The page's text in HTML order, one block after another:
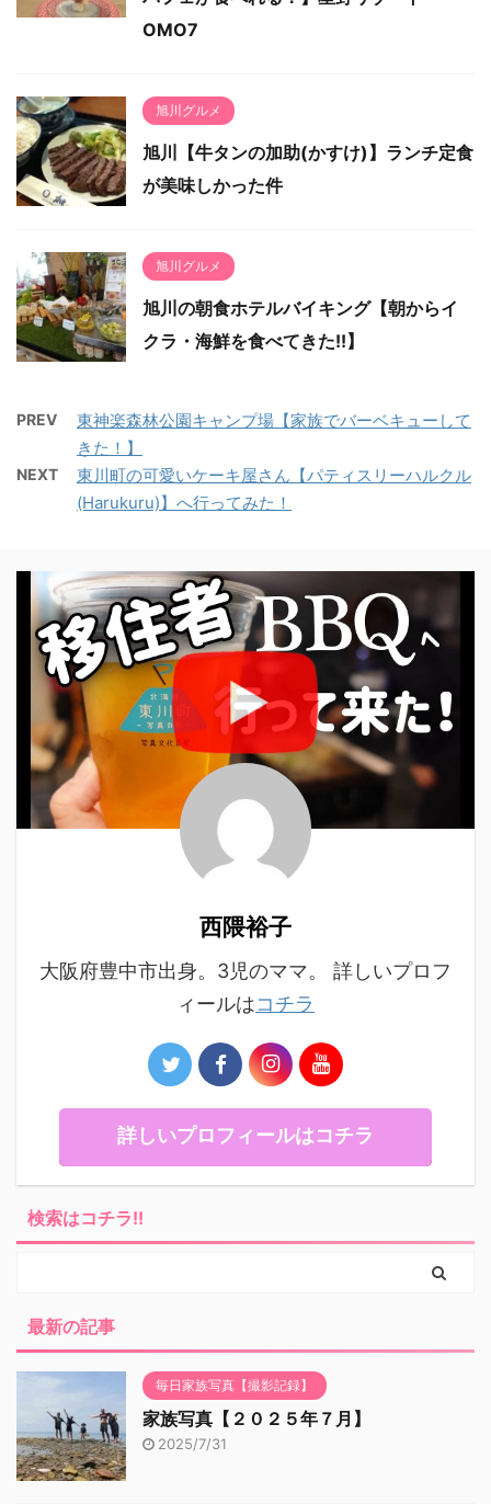
OMO7
旭川グルメ
旭川【牛タンの加助(かすけ)】ランチ定食
が美味しかった件
旭川グルメ
旭川の朝食ホテルバイキング【朝からイ
クラ・海鮮を食べてきた!!】
PREV
東神楽森林公園キャンプ場【家族でバーベキューして
きた！】
NEXT
東川町の可愛いケーキ屋さん【パティスリーハルクル
(Harukuru)】へ行ってみた！
西隈裕子
大阪府豊中市出身。3児のママ。 詳しいプロフ
ィールはコチラ
詳しいプロフィールはコチラ
検索はコチラ!!
最新の記事
毎日家族写真【撮影記録】
家族写真【２０２５年７月】
2025/7/31